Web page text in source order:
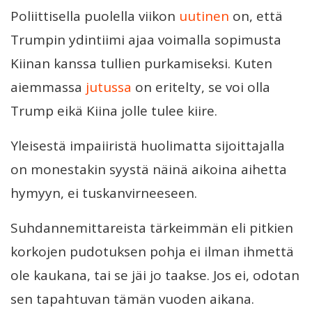
Poliittisella puolella viikon uutinen on, että
Trumpin ydintiimi ajaa voimalla sopimusta
Kiinan kanssa tullien purkamiseksi. Kuten
aiemmassa jutussa on eritelty, se voi olla
Trump eikä Kiina jolle tulee kiire.
Yleisestä impaiiristä huolimatta sijoittajalla
on monestakin syystä näinä aikoina aihetta
hymyyn, ei tuskanvirneeseen.
Suhdannemittareista tärkeimmän eli pitkien
korkojen pudotuksen pohja ei ilman ihmettä
ole kaukana, tai se jäi jo taakse. Jos ei, odotan
sen tapahtuvan tämän vuoden aikana.